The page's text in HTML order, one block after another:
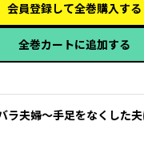
会員登録して全巻購入する
全巻カートに追加する
ラ夫婦～手足をなくした